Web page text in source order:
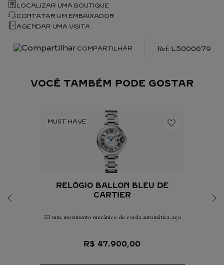
LOCALIZAR UMA BOUTIQUE
CONTATAR UM EMBAIXADOR
AGENDAR UMA VISITA
COMPARTILHAR :L5000679
VOCÊ TAMBÉM PODE GOSTAR
RELÓGIO BALLON BLEU DE
CARTIER
33 mm, movimento mecânico de corda automática, aço
R$ 47.900,00